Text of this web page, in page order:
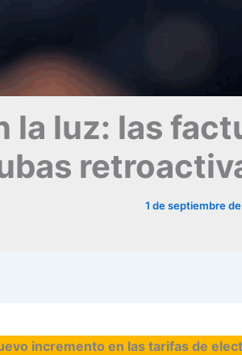
la luz: las
1 de septiembre
incremento en las tarifas de